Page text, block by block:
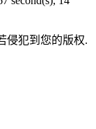
侵犯到您的版权.